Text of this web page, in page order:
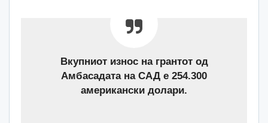
Вкупниот износ на грантот од
Амбасадата на САД е 254.300
американски долари.